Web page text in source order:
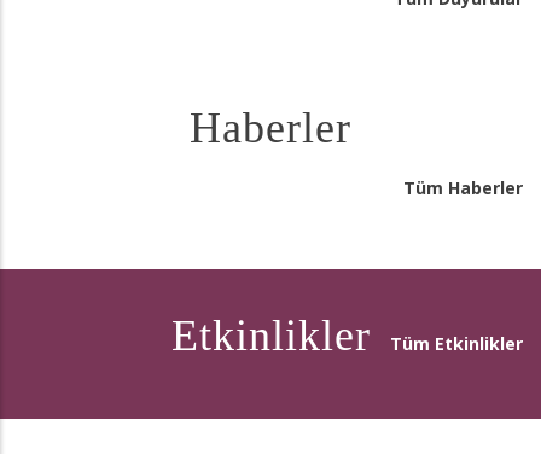
Haberler
Tüm Haberler
Etkinlikler Tüm Etkinlikler